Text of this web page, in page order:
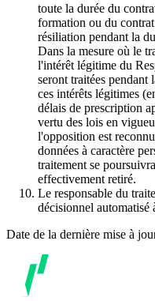
toute la durée du
formation ou du
résiliation pendant la
Dans la mesure où le
l'intérêt légitime du
seront traitées pendant
ces intérêts légitimes
délais de prescription
vertu des lois en
l'opposition est
données à caractère
traitement se
effectivement retiré.
Le responsable du
décisionnel automatisé
Date de la dernière mise à